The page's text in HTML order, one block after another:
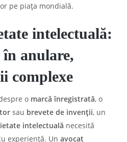
pe piața mondială.
intelectuală:
anulare,
complexe
o marcă înregistrată, o
sau brevete de invenții, un
intelectuală necesită
experiență. Un avocat